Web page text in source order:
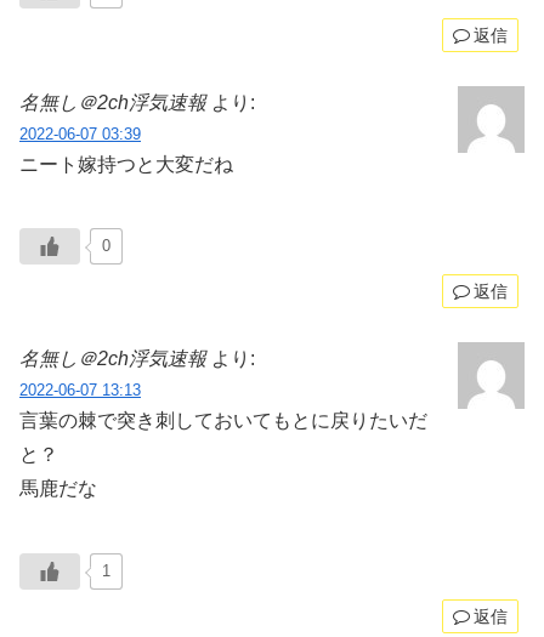
返信
名無し＠2ch浮気速報 より:
2022-06-07 03:39
ニート嫁持つと大変だね
0
返信
名無し＠2ch浮気速報 より:
2022-06-07 13:13
言葉の棘で突き刺しておいてもとに戻りたいだ
と？
馬鹿だな
1
返信